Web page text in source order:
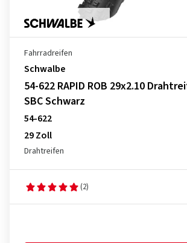
Fahrradreifen
Schwalbe
54-622 RAPID ROB 29x2.10
SBC Schwarz
54-622
29 Zoll
Drahtreifen
(2)